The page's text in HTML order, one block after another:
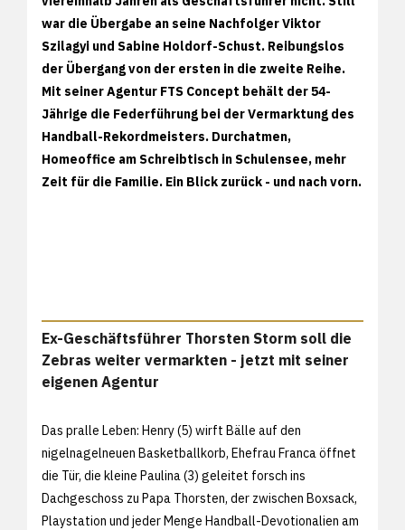
war die Übergabe an seine Nachfolger Viktor
Szilagyi und Sabine Holdorf-Schust. Reibungslos
der Übergang von der ersten in die zweite Reihe.
Mit seiner Agentur FTS Concept behält der 54-
Jährige die Federführung bei der Vermarktung des
Handball-Rekordmeisters. Durchatmen,
Homeoffice am Schreibtisch in Schulensee, mehr
Zeit für die Familie. Ein Blick zurück - und nach vorn.
Ex-Geschäftsführer Thorsten Storm soll die
Zebras weiter vermarkten - jetzt mit seiner
eigenen Agentur
Das pralle Leben: Henry (5) wirft Bälle auf den
nigelnagelneuen Basketballkorb, Ehefrau Franca öffnet
die Tür, die kleine Paulina (3) geleitet forsch ins
Dachgeschoss zu Papa Thorsten, der zwischen Boxsack,
Playstation und jeder Menge Handball-Devotionalien am